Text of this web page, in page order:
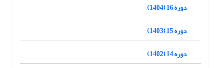
دوره 16 (1404)
دوره 15 (1403)
دوره 14 (1402)